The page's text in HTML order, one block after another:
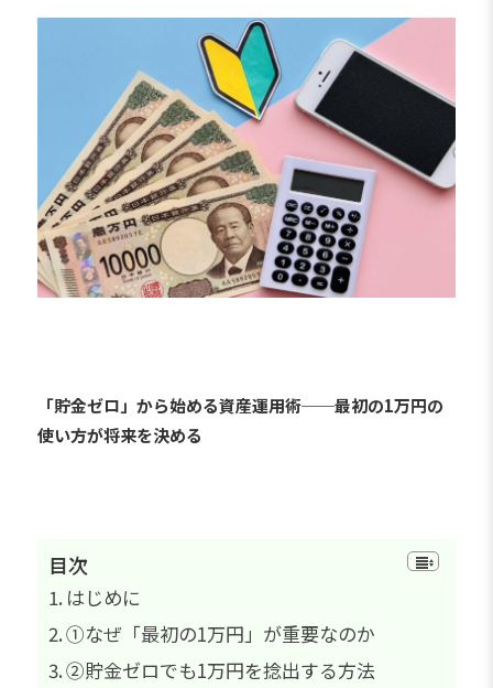
「貯金ゼロ」から始める資産運用術──最初の1万円の
使い方が将来を決める
目次
はじめに
①なぜ「最初の1万円」が重要なのか
②貯金ゼロでも1万円を捻出する方法